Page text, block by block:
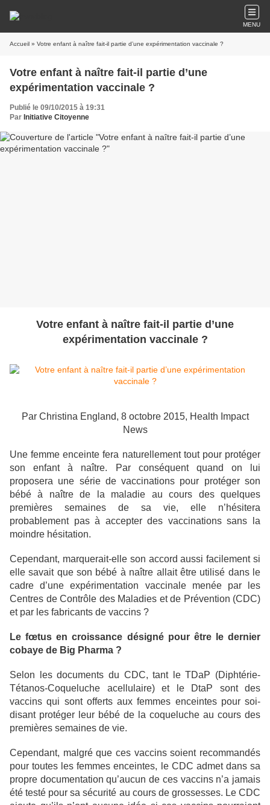
MENU
Accueil » Votre enfant à naître fait-il partie d’une expérimentation vaccinale ?
Votre enfant à naître fait-il partie d’une
expérimentation vaccinale ?
Publié le 09/10/2015 à 19:31
Par Initiative Citoyenne
Votre enfant à naître fait-il partie d’une
expérimentation vaccinale ?
Par Christina England, 8 octobre 2015, Health Impact
News
Une femme enceinte fera naturellement tout pour protéger
son enfant à naître. Par conséquent quand on lui
proposera une série de vaccinations pour protéger son
bébé à naître de la maladie au cours des quelques
premières semaines de sa vie, elle n’hésitera
probablement pas à accepter des vaccinations sans la
moindre hésitation.
Cependant, marquerait-elle son accord aussi facilement si
elle savait que son bébé à naître allait être utilisé dans le
cadre d’une expérimentation vaccinale menée par les
Centres de Contrôle des Maladies et de Prévention (CDC)
et par les fabricants de vaccins ?
Le fœtus en croissance désigné pour être le dernier
cobaye de Big Pharma ?
Selon les documents du CDC, tant le TDaP (Diphtérie-
Tétanos-Coqueluche acellulaire) et le DtaP sont des
vaccins qui sont offerts aux femmes enceintes pour soi-
disant protéger leur bébé de la coqueluche au cours des
premières semaines de vie.
Cependant, malgré que ces vaccins soient recommandés
pour toutes les femmes enceintes, le CDC admet dans sa
propre documentation qu’aucun de ces vaccins n’a jamais
été testé pour sa sécurité au cours de grossesses. Le CDC